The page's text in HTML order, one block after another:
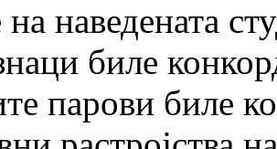
наведената
биле
парови биле